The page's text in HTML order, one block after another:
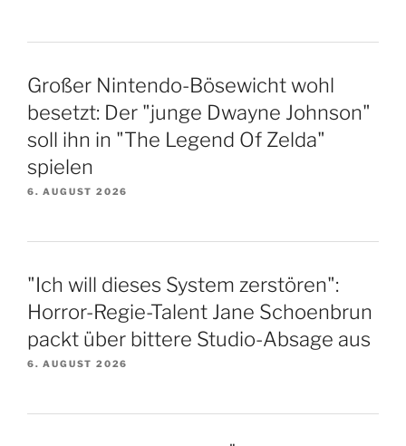
Großer Nintendo-Bösewicht wohl
besetzt: Der "junge Dwayne Johnson"
soll ihn in "The Legend Of Zelda"
spielen
6. AUGUST 2026
"Ich will dieses System zerstören":
Horror-Regie-Talent Jane Schoenbrun
packt über bittere Studio-Absage aus
6. AUGUST 2026